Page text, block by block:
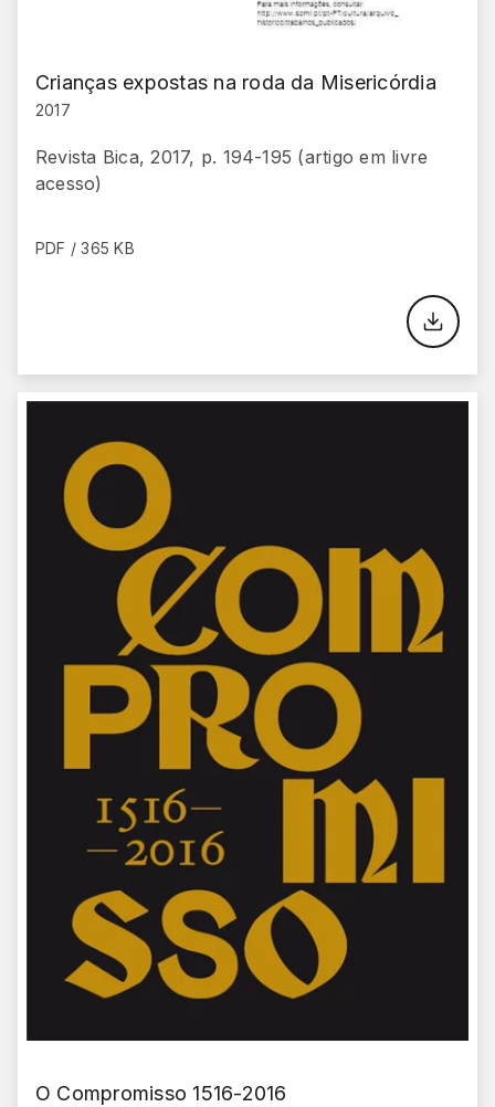
Crianças expostas na roda da Misericórdia
2017
Revista Bica, 2017, p. 194-195 (artigo em livre
acesso)
PDF / 365 KB
O Compromisso 1516-2016